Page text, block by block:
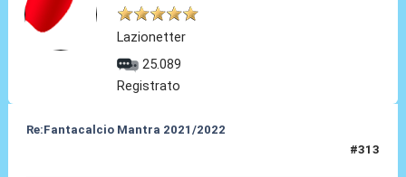
Lazionetter
25.089
Registrato
Re:Fantacalcio Mantra 2021/2022
#313